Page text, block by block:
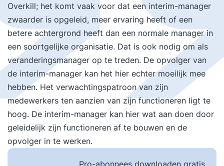
Overkill; het komt vaak voor dat een interim-manager
zwaarder is opgeleid, meer ervaring heeft of een
betere achtergrond heeft dan een normale manager in
een soortgelijke organisatie. Dat is ook nodig om als
veranderingsmanager op te treden. De opvolger van
de interim-manager kan het hier echter moeilijk mee
hebben. Het verwachtingspatroon van zijn
medewerkers ten aanzien van zijn functioneren ligt te
hoog. De interim-manager kan hier wat aan doen door
geleidelijk zijn functioneren af te bouwen en de
opvolger in te werken.
Pro-abonnees downloaden gratis